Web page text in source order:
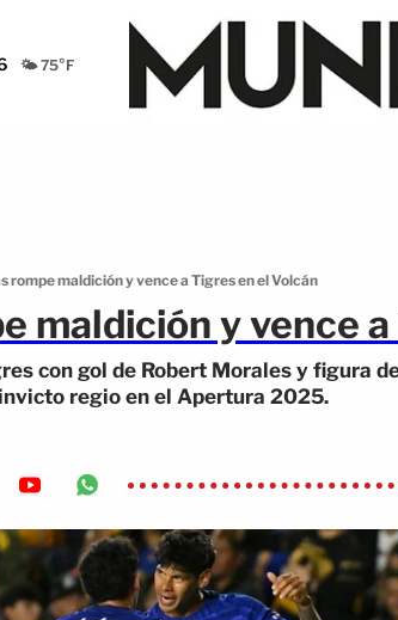
🌤️ 75°F
rompe maldición y vence a Tigres en el Volcán
maldición y vence
con gol de Robert Morales y figura
regio en el Apertura 2025.